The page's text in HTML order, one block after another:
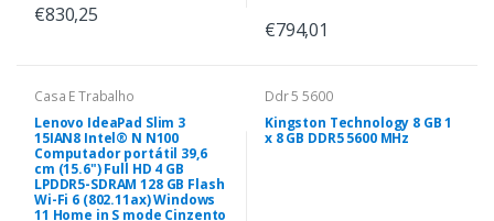
€830,25
€794,01
Casa E Trabalho
Lenovo IdeaPad Slim 3
15IAN8 Intel® N N100
Computador portátil 39,6
cm (15.6") Full HD 4 GB
LPDDR5-SDRAM 128 GB Flash
Wi-Fi 6 (802.11ax) Windows
11 Home in S mode Cinzento
Ddr 5 5600
Kingston Technology 8 GB 1
x 8 GB DDR5 5600 MHz